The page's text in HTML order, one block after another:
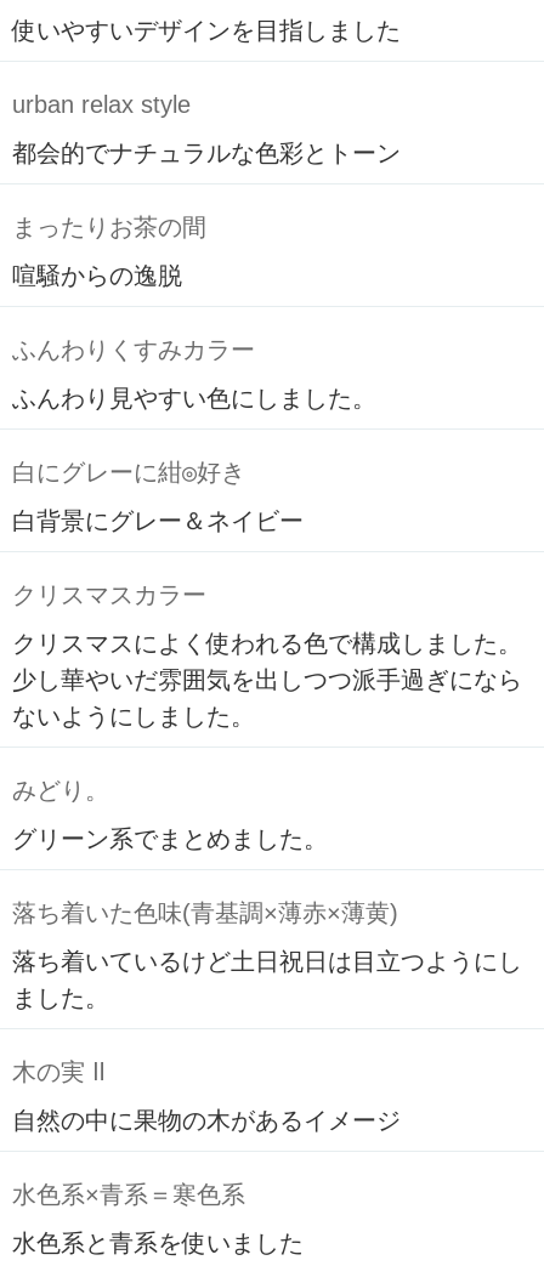
使いやすいデザインを目指しました
urban relax style
都会的でナチュラルな色彩とトーン
まったりお茶の間
喧騒からの逸脱
ふんわりくすみカラー
ふんわり見やすい色にしました。
白にグレーに紺◎好き
白背景にグレー＆ネイビー
クリスマスカラー
クリスマスによく使われる色で構成しました。
少し華やいだ雰囲気を出しつつ派手過ぎになら
ないようにしました。
みどり。
グリーン系でまとめました。
落ち着いた色味(青基調×薄赤×薄黄)
落ち着いているけど土日祝日は目立つようにし
ました。
木の実 Ⅱ
自然の中に果物の木があるイメージ
水色系×青系＝寒色系
水色系と青系を使いました